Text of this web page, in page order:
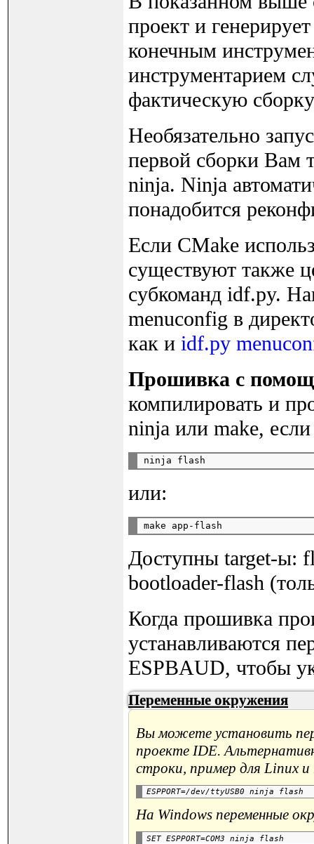
проект и
конечным
инструментарием
фактическую
Необязательно
первой сборки Вам
ninja. Ninja
понадобится
Если CMake
существуют также
субкоманд idf.py.
menuconfig в
как и idf.py
Прошивка с
компилировать и
ninja или make,
или:
Доступны target-ы:
bootloader-flash
Когда прошивка
устанавливаются
ESPBAUD, чтобы
Переменные окружения
Вы можете установить
проекте IDE.
строки, пример для Linux и
На Windows переменные